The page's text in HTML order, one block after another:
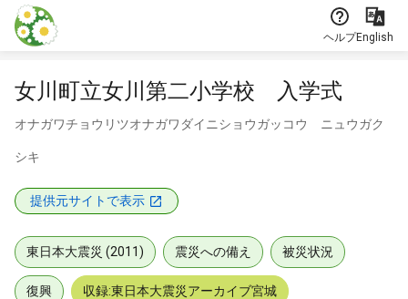
本文に飛ぶ
ヘルプEnglish
女川町立女川第二小学校 入学式
オナガワチョウリツオナガワダイニショウガッコウ ニュウガク
シキ
提供元サイトで表示
東日本大震災 (2011) 震災への備え 被災状況
復興 収録:東日本大震災アーカイブ宮城